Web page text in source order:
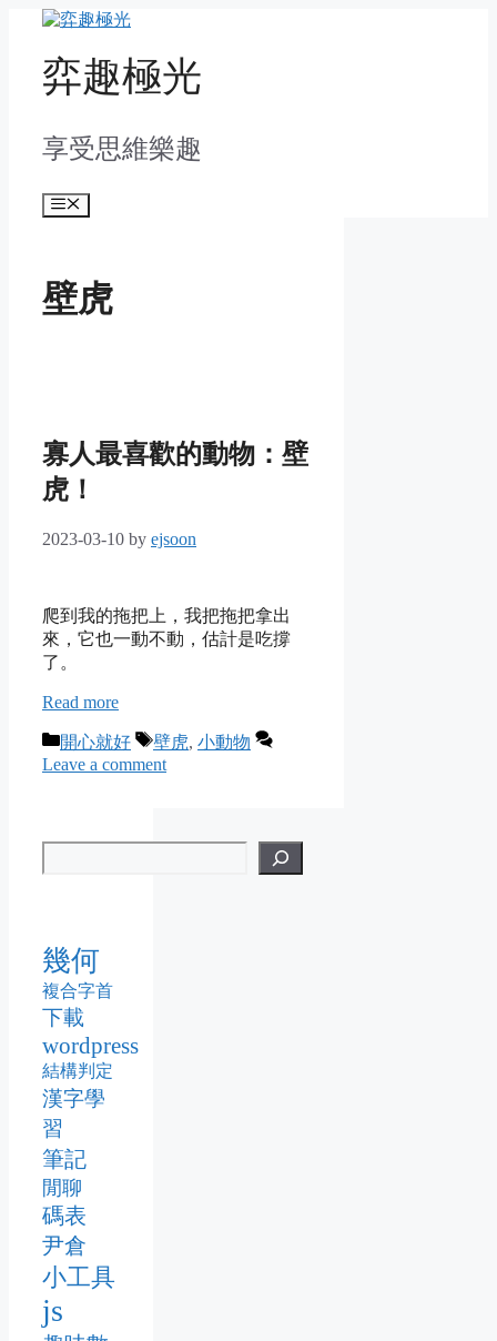
content弈趣極光
享受思維樂趣
Menu
壁虎
寡人最喜歡的動物：壁
虎！
2023-03-10 by ejsoon
爬到我的拖把上，我把拖把拿出
來，它也一動不動，估計是吃撐
了。
Read more
Categories
開心就好 Tags
壁虎, 小動物
Leave a comment
幾何
複合字首
下載
wordpress
結構判定
漢字學
習
筆記
閒聊
碼表
尹倉
小工具
js